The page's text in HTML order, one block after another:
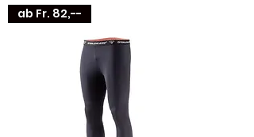
ab Fr. 82,--